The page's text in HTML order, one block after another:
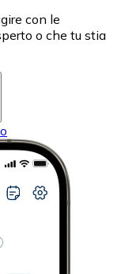
con le
o che tu stia